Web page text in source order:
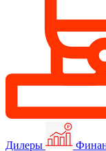
Дилеры